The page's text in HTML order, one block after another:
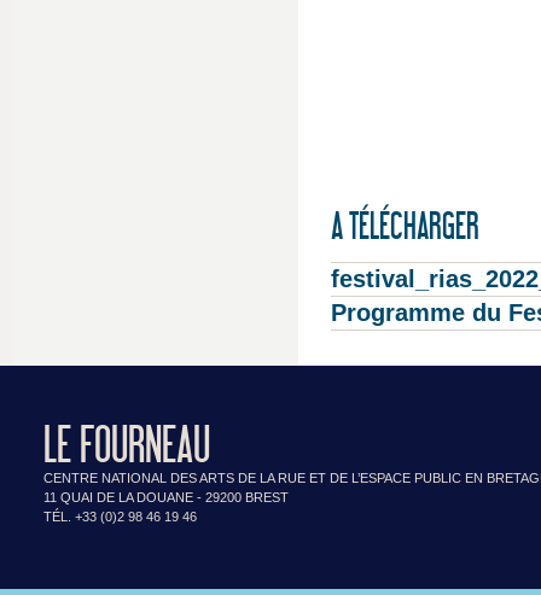
A TÉLÉCHARGER
Programme du
LE FOURNEAU
CENTRE NATIONAL DES ARTS DE LA RUE ET DE L’ESPACE PUBLIC EN
11 QUAI DE LA DOUANE - 29200 BREST
TÉL. +33 (0)2 98 46 19 46